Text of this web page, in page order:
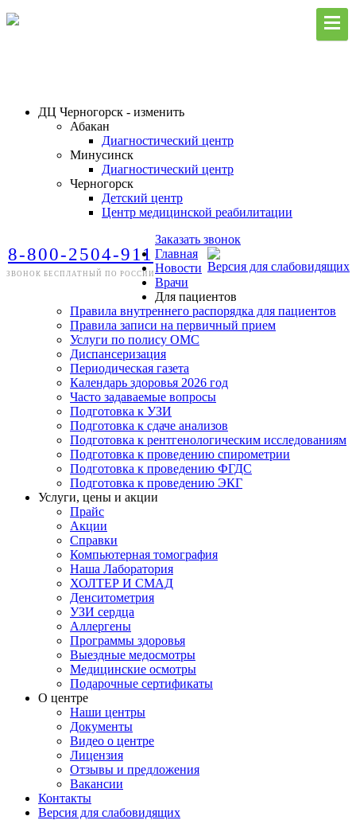
ДЦ Черногорск - изменить
Абакан
Диагностический центр
Минусинск
Диагностический центр
Черногорск
Детский центр
Центр медицинской реабилитации
8-800-2504-911
ЗВОНОК БЕСПЛАТНЫЙ ПО РОССИИ
Заказать звонок
Версия для слабовидящих
Главная
Новости
Врачи
Для пациентов
Правила внутреннего распорядка для пациентов
Правила записи на первичный прием
Услуги по полису ОМС
Диспансеризация
Периодическая газета
Календарь здоровья 2026 год
Часто задаваемые вопросы
Подготовка к УЗИ
Подготовка к сдаче анализов
Подготовка к рентгенологическим исследованиям
Подготовка к проведению спирометрии
Подготовка к проведению ФГДС
Подготовка к проведению ЭКГ
Услуги, цены и акции
Прайс
Акции
Справки
Компьютерная томография
Наша Лаборатория
ХОЛТЕР И СМАД
Денситометрия
УЗИ сердца
Аллергены
Программы здоровья
Выездные медосмотры
Медицинские осмотры
Подарочные сертификаты
О центре
Наши центры
Документы
Видео о центре
Лицензия
Отзывы и предложения
Вакансии
Контакты
Версия для слабовидящих